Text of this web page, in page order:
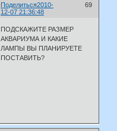
Поделиться 69
2010-
12-07 21:36:48
ПОДСКАЖИТЕ РАЗМЕР
АКВАРИУМА И КАКИЕ
ЛАМПЫ ВЫ ПЛАНИРУЕТЕ
ПОСТАВИТЬ?